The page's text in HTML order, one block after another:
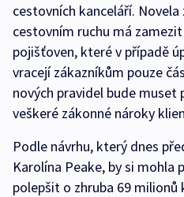
cestovních kanceláří.
cestovním ruchu má
pojišťoven, které v případě
vracejí zákazníkům pouze
nových pravidel bude
veškeré zákonné nároky
Podle návrhu, který dnes
Karolína Peake, by si
polepšit o zhruba 69 milionů